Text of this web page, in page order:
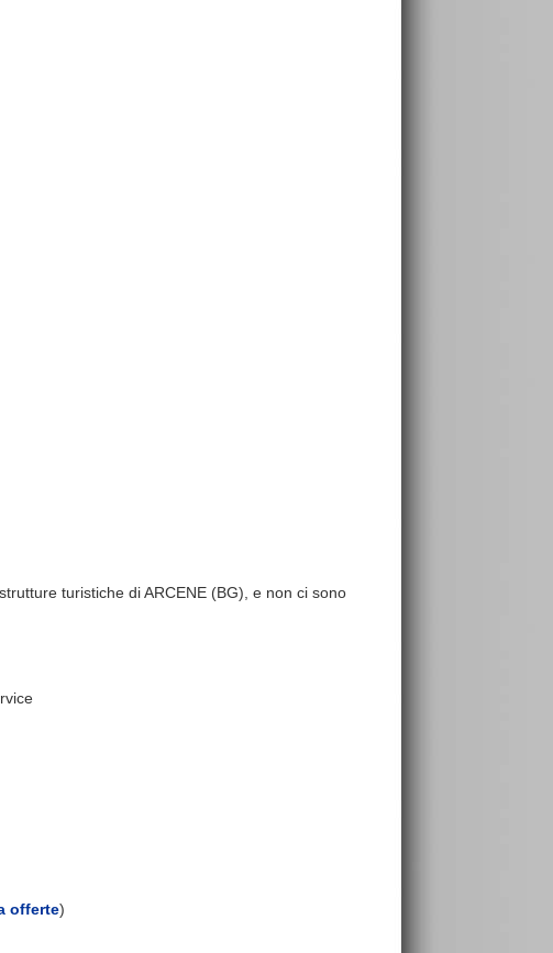
turistiche di ARCENE (BG), e non ci sono
offerte)